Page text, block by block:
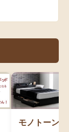
モノトーン